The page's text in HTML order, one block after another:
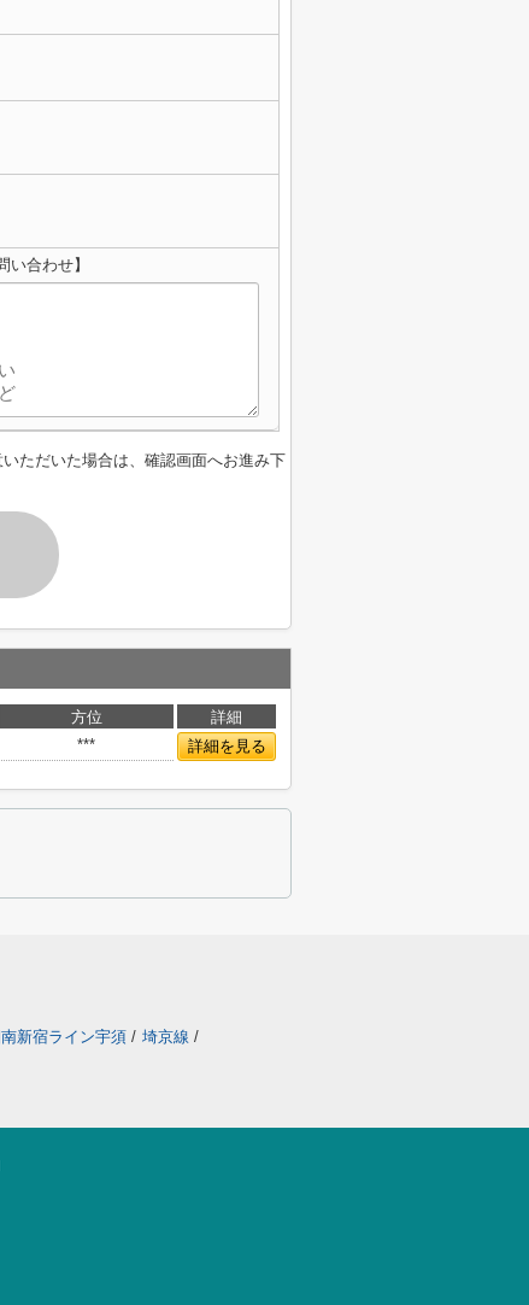
合わせ】
ただいた場合は、確認画面へお進み下
方位
詳細
*** 詳細を見る
新宿ライン宇須 / 埼京線 /